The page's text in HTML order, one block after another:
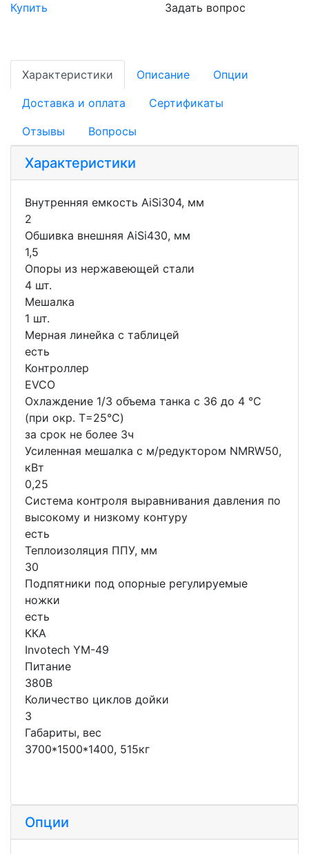
Купить
Задать вопрос
Характеристики Описание Опции
Доставка и оплата Сертификаты
Отзывы Вопросы
Характеристики
Внутренняя емкость AiSi304, мм
2
Обшивка внешняя AiSi430, мм
1,5
Опоры из нержавеющей стали
4 шт.
Мешалка
1 шт.
Мерная линейка с таблицей
есть
Контроллер
EVCO
Охлаждение 1/3 объема танка с 36 до 4 °C
(при окр. Т=25°С)
за срок не более 3ч
Усиленная мешалка с м/редуктором NMRW50,
кВт
0,25
Система контроля выравнивания давления по
высокому и низкому контуру
есть
Теплоизоляция ППУ, мм
30
Подпятники под опорные регулируемые
ножки
есть
ККА
Invotech YM-49
Питание
380В
Количество циклов дойки
3
Габариты, вес
3700*1500*1400, 515кг
Опции